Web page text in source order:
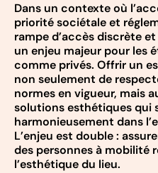
Dans un contexte où
priorité sociétale et
rampe d’accès discrète
un enjeu majeur pour les
comme privés. Offrir un
non seulement de
normes en vigueur, mais
solutions esthétiques qui
harmonieusement dans
L’enjeu est double :
des personnes à mobilité
l’esthétique du lieu.